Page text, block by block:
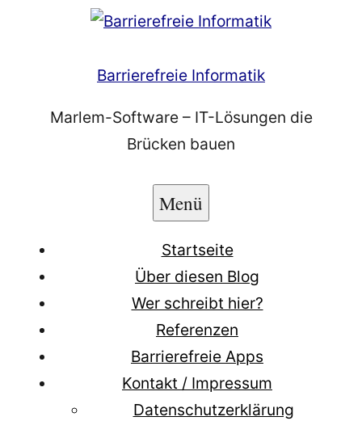
Barrierefreie Informatik
Marlem-Software – IT-Lösungen die
Brücken bauen
Menü
Startseite
Über diesen Blog
Wer schreibt hier?
Referenzen
Barrierefreie Apps
Kontakt / Impressum
Datenschutzerklärung